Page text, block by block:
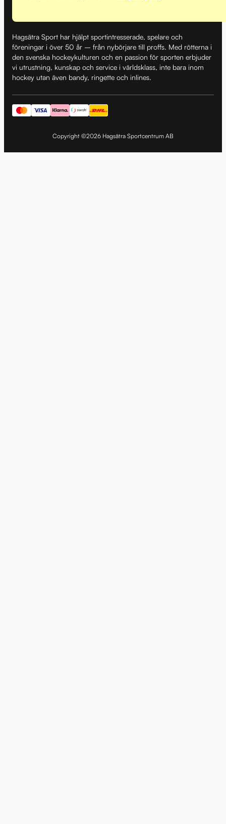
Hagsätra Sport har hjälpt sportintresserade, spelare och
föreningar i över 50 år – från nybörjare till proffs. Med rötterna i
den svenska hockeykulturen och en passion för sporten erbjuder
vi utrustning, kunskap och service i världsklass, inte bara inom
hockey utan även bandy, ringette och inlines.
Copyright ©2026 Hagsätra Sportcentrum AB